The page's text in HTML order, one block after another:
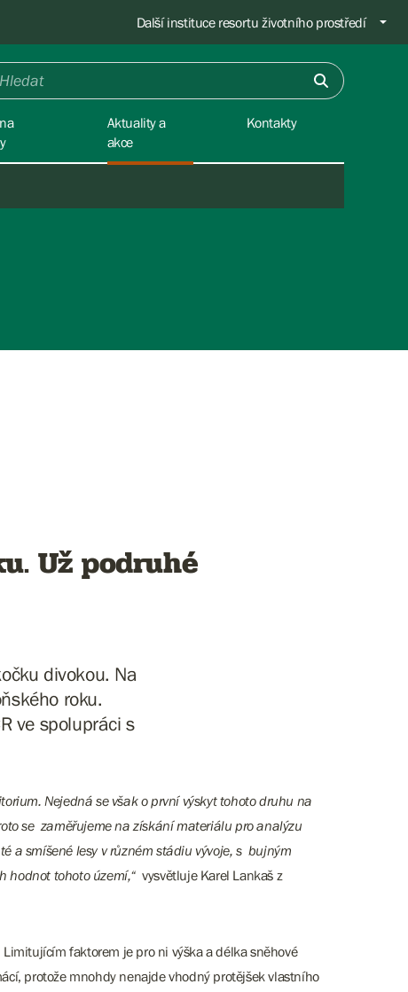
Další instituce resortu životního prostředí
Aktuality a
akce
Kontakty
Už podruhé
divokou. Na
roku.
ve spolupráci s
Nejedná se však o první výskyt tohoto druhu na
se zaměřujeme na získání materiálu pro analýzu
a smíšené lesy v různém stádiu vývoje, s bujným
hodnot tohoto území,“ vysvětluje Karel Lankaš z
faktorem je pro ni výška a délka sněhové
protože mnohdy nenajde vhodný protějšek vlastního